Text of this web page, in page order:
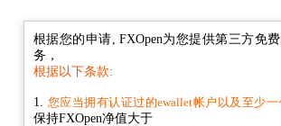
根据您的申请, FXOpen为您提供第三方免
务，
根据以下条款:
1 您应当拥有认证过的ewallet帐户以及至少
保持FXOpen净值大于